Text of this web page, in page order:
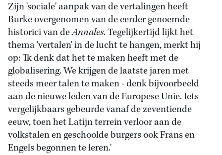
Zijn 'sociale' aanpak van de vertalingen heeft
Burke overgenomen van de eerder genoemde
historici van deAnnales. Tegelijkertijd lijkt het
thema 'vertalen' in de lucht te hangen, merkt hij
op: 'Ik denk dat het te maken heeft met de
globalisering. We krijgen de laatste jaren met
steeds meer talen te maken - denk bijvoorbeeld
aan de nieuwe leden van de Europese Unie. Iets
vergelijkbaars gebeurde vanaf de zeventiende
eeuw, toen het Latijn terrein verloor aan de
volkstalen en geschoolde burgers ook Frans en
Engels begonnen te leren.'